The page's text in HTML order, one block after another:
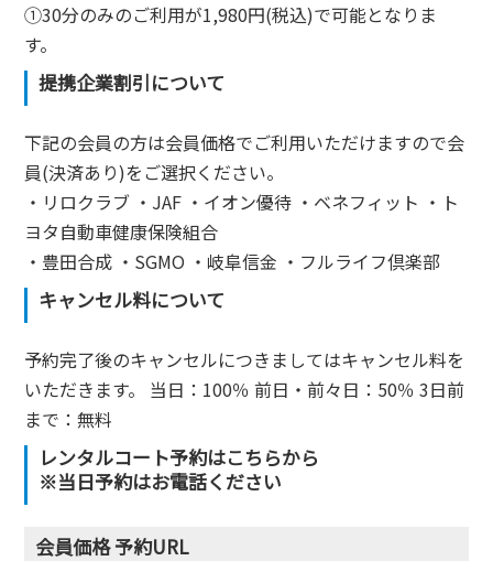
①30分のみのご利用が1,980円(税込)で可能となりま
す。
提携企業割引について
下記の会員の方は会員価格でご利用いただけますので会
員(決済あり)をご選択ください。
・リロクラブ ・JAF ・イオン優待 ・ベネフィット ・ト
ヨタ自動車健康保険組合
・豊田合成 ・SGMO ・岐阜信金 ・フルライフ倶楽部
キャンセル料について
予約完了後のキャンセルにつきましてはキャンセル料を
いただきます。 当⽇：100％ 前⽇‧前々⽇：50％ 3⽇前
まで：無料
レンタルコート予約はこちらから
※当日予約はお電話ください
会員価格 予約URL